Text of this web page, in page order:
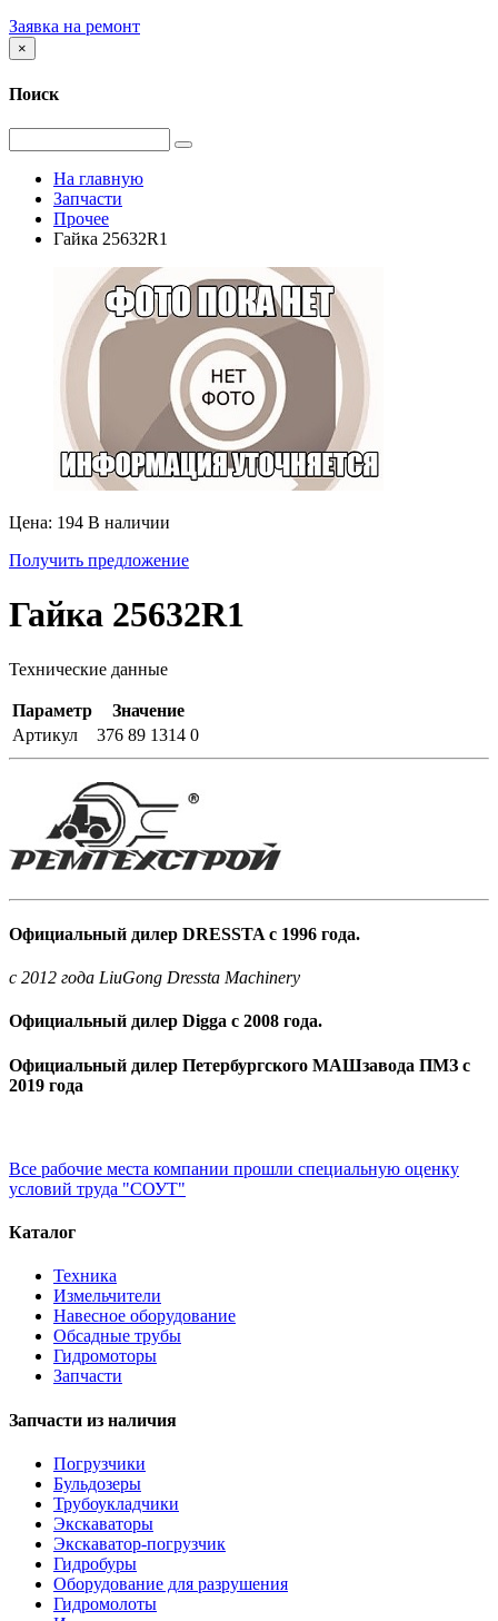
Заявка на ремонт
×
Поиск
На главную
Запчасти
Прочее
Гайка 25632R1
Цена: 194 В наличии
Получить предложение
Гайка 25632R1
Технические данные
Параметр
Значение
Артикул
376 89 1314 0
Официальный дилер DRESSTA с 1996 года.
c 2012 года LiuGong Dressta Machinery
Официальный дилер Digga с 2008 года.
Официальный дилер Петербургского МАШзавода ПМЗ с
2019 года
Все рабочие места компании прошли специальную оценку
условий труда "СОУТ"
Каталог
Техника
Измельчители
Навесное оборудование
Обсадные трубы
Гидромоторы
Запчасти
Запчасти из наличия
Погрузчики
Бульдозеры
Трубоукладчики
Экскаваторы
Экскаватор-погрузчик
Гидробуры
Оборудование для разрушения
Гидромолоты